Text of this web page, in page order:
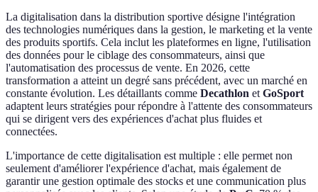
La digitalisation dans la distribution sportive désigne l'intégration
des technologies numériques dans la gestion, le marketing et la vente
des produits sportifs. Cela inclut les plateformes en ligne, l'utilisation
des données pour le ciblage des consommateurs, ainsi que
l'automatisation des processus de vente. En 2026, cette
transformation a atteint un degré sans précédent, avec un marché en
constante évolution. Les détaillants comme Decathlon etGoSport
adaptent leurs stratégies pour répondre à l'attente des consommateurs
qui se dirigent vers des expériences d'achat plus fluides et
connectées.
L'importance de cette digitalisation est multiple : elle permet non
seulement d'améliorer l'expérience d'achat, mais également de
garantir une gestion optimale des stocks et une communication plus